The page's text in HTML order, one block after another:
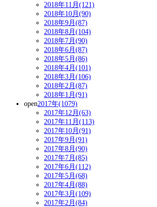
2018年11月(121)
2018年10月(90)
2018年9月(87)
2018年8月(104)
2018年7月(90)
2018年6月(87)
2018年5月(86)
2018年4月(101)
2018年3月(106)
2018年2月(87)
2018年1月(91)
open2017年(1079)
2017年12月(63)
2017年11月(113)
2017年10月(91)
2017年9月(91)
2017年8月(90)
2017年7月(85)
2017年6月(112)
2017年5月(68)
2017年4月(88)
2017年3月(109)
2017年2月(84)